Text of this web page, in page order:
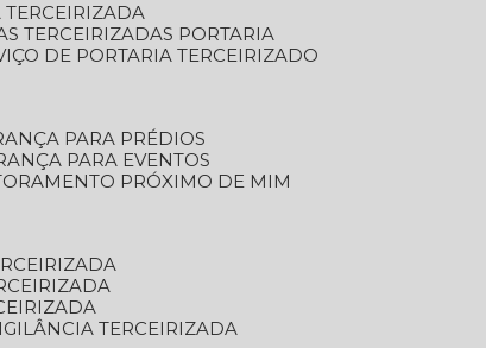
TERCEIRIZADA
TERCEIRIZADAS PORTARIA
DE PORTARIA TERCEIRIZADO
PARA PRÉDIOS
PARA EVENTOS
PRÓXIMO DE MIM
TERCEIRIZADA